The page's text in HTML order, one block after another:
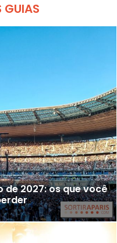
GUIAS
de 2027: os que você